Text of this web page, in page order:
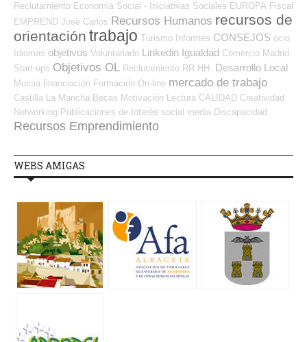
Reclutamiento Economía Social - Iniciativas Sociales EUROPA Fiscal
EMPREND José Carlos Recursos Humanos recursos de
orientación trabajo Turismo Informes CONSEJOS ocio
Idiomas objetivos Voluntariado Linkedin Igualdad Comercio Madrid
Start-ups Objetivos OL Reclutamiento RR.HH. Desarrollo Local
Murcia financiación Formación On-line mercado de trabajo
Castilla La Mancha Becas Motivación Lectura CALIDAD Creatividad
Networking Publicaciones de Interés social media Discapacidad
Recursos Emprendimiento
WEBS AMIGAS